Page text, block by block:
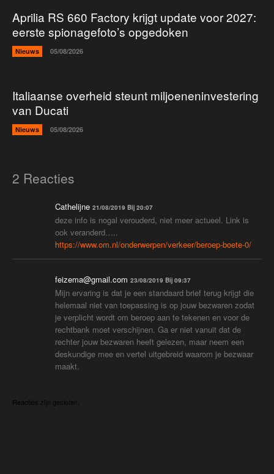
Aprilia RS 660 Factory krijgt update voor 2027:
eerste spionagefoto’s opgedoken
Nieuws 05/08/2026
Italiaanse overheid steunt miljoeneninvestering
van Ducati
Nieuws 05/08/2026
2 Reacties
Cathelijne 21/08/2019 Bij 20:07
deze info is nogal verouderd, niet meer actueel. Link is
ook veranderd…..
https://www.om.nl/onderwerpen/verkeer/beroep-boete-0/
feizema@gmail.com 23/08/2019 Bij 09:37
Mijn ervaring is dat je een standaard brief terug krijgt die
helemaal niet van toepassing is op jouw bezwaren zodat
je verplicht wordt om beroep aan te tekenen en voor de
rechtbank moet verschijnen. Ga er niet vanuit dat de
rechter jouw bezwaren heeft gelezen, maar neem een
deskundige mee en vertel uitgebreid waarom je bezwaar
maakt.
Reacties zijn gesloten.